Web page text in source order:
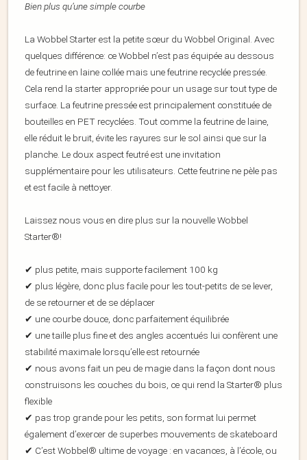
Bien plus qu’une simple courbe
La Wobbel Starter est la petite sœur du Wobbel Original. Avec
quelques différence: ce Wobbel n’est pas équipée au dessous
de feutrine en laine collée mais une feutrine recyclée pressée.
Cela rend la starter appropriée pour un usage sur tout type de
surface. La feutrine pressée est principalement constituée de
bouteilles en PET recyclées. Tout comme la feutrine de laine,
elle réduit le bruit, évite les rayures sur le sol ainsi que sur la
planche. Le doux aspect feutré est une invitation
supplémentaire pour les utilisateurs. Cette feutrine ne pèle pas
et est facile à nettoyer.
Laissez nous vous en dire plus sur la nouvelle Wobbel
Starter®️!
✔ plus petite, mais supporte facilement 100 kg
✔ plus légère, donc plus facile pour les tout-petits de se lever,
de se retourner et de se déplacer
✔ une courbe douce, donc parfaitement équilibrée
✔ une taille plus fine et des angles accentués lui confèrent une
stabilité maximale lorsqu’elle est retournée
✔ nous avons fait un peu de magie dans la façon dont nous
construisons les couches du bois, ce qui rend la Starter®️ plus
flexible
✔ pas trop grande pour les petits, son format lui permet
également d’exercer de superbes mouvements de skateboard
✔ C’est Wobbel®️ ultime de voyage : en vacances, à l’école, ou